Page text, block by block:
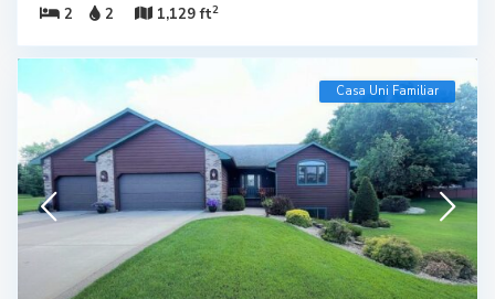
2
2 1,129 ft2
Casa Uni Familiar